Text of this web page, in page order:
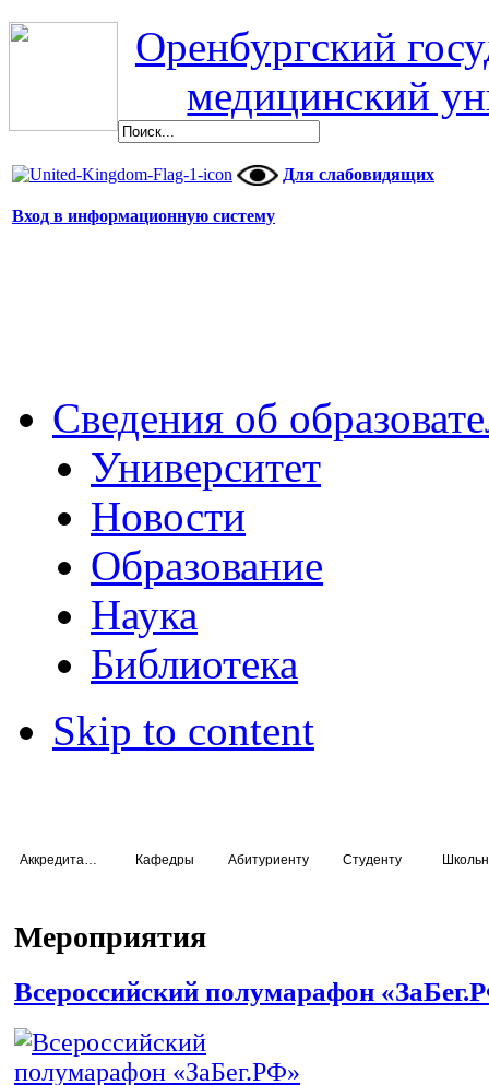
Оренбургский
медицинский
Для слабовидящих
Вход в информационную систему
Сведения об
Университет
Новости
Образование
Наука
Библиотека
Skip to content
Кафедры Абитуриенту Студенту
Мероприятия
Всероссийский полумарафон